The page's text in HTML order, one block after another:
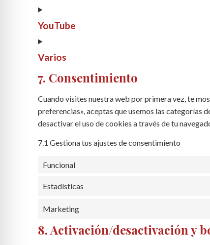
YouTube
Varios
7. Consentimiento
Cuando visites nuestra web por primera vez, te
preferencias», aceptas que usemos las categorías
desactivar el uso de cookies a través de tu
7.1 Gestiona tus ajustes de consentimiento
Funcional
Estadísticas
Marketing
8. Activación/desactivación y